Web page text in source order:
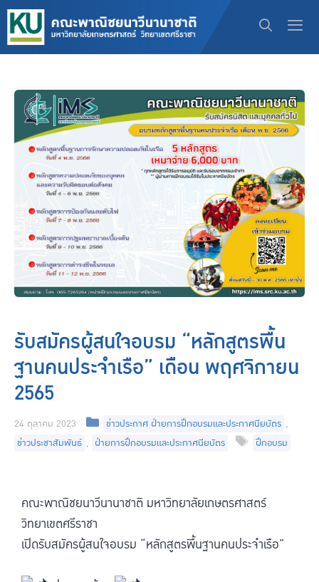
รับสมัครผู้สนใจอบรม “หลักสูตรพื้น
ฐานคนประจำเรือ” เดือน พฤศจิกายน
2565
24 ตุลาคม 2023 ข่าวประกาศ ฝ่ายการฝึกอบรมและประกาศนียบัตร ,
ข่าวประชาสัมพันธ์ , ฝ่ายการฝึกอบรมและประกาศนียบัตร ฝึกอบรม
คณะพาณิชยนาวีนานาชาติ มหาวิทยาลัยเกษตรศาสตร์
วิทยาเขตศรีราชา
เปิดรับสมัครผู้สนใจอบรม “หลักสูตรพื้นฐานคนประจำเรือ”